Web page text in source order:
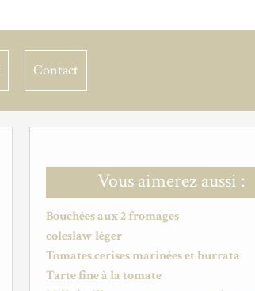
Contact
Vous aimerez aussi :
Bouchées aux 2 fromages
coleslaw léger
Tomates cerises marinées et burrata
Tarte fine à la tomate